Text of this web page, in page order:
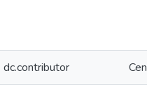
dc.contributor